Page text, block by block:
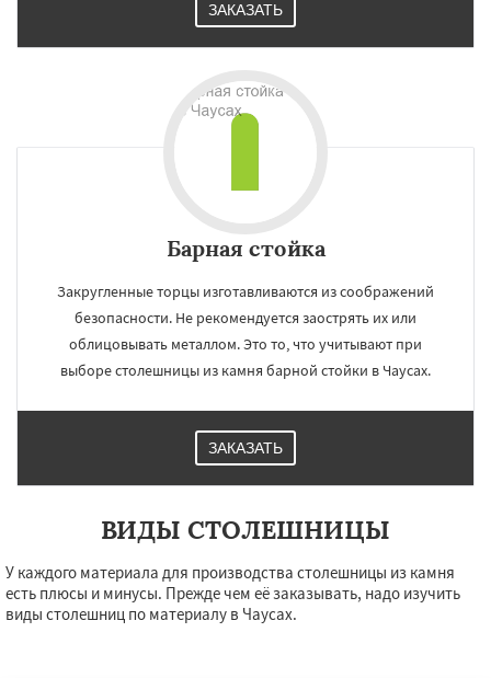
ЗАКАЗАТЬ
Барная стойка
Закругленные торцы изготавливаются из соображений
безопасности. Не рекомендуется заострять их или
облицовывать металлом. Это то, что учитывают при
выборе столешницы из камня барной стойки в Чаусах.
ЗАКАЗАТЬ
ВИДЫ СТОЛЕШНИЦЫ
У каждого материала для производства столешницы из камня
есть плюсы и минусы. Прежде чем её заказывать, надо изучить
виды столешниц по материалу в Чаусах.